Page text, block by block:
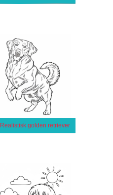
Realistisk golden retriever